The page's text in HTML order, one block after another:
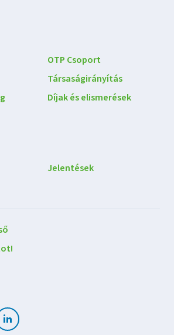
OTP Csoport
Társaságirányítás
Díjak és elismerések
Jelentések